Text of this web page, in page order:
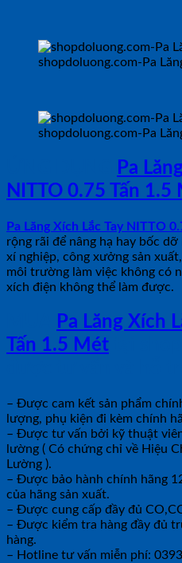
shopdoluong.com-Pa
shopdoluong.com-Pa
Pa
NITTO 0.75 Tấn 1.5
Pa Lăng Xích Lắc Tay NITTO
rộng rãi để nâng hạ hay bốc
xí nghiệp, công xưởng sản
môi trường làm việc không có
xích điện không thể làm được.
Pa Lăng Xích
Tấn 1.5 Mét
– Được cam kết sản phẩm
lượng, phụ kiện đi kèm chính
– Được tư vấn bởi kỹ thuật
lường ( Có chứng chỉ về Hiệu
Lường ).
– Được bảo hành chính hãng
của hãng sản xuất.
– Được cung cấp đầy đủ
– Được kiểm tra hàng đầy đủ
hàng.
– Hotline tư vấn miễn phí: